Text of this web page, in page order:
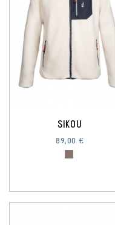
SIKOU
89,00 €